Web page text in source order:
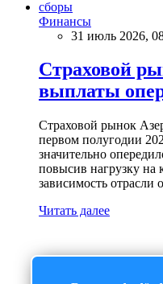
Финансы
31 июль 2026,
Страховой
выплаты
Страховой рынок
первом полугодии
значительно
повысив нагрузку на
зависимость отрасли
Читать далее